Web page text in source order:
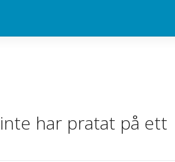
har pratat på ett